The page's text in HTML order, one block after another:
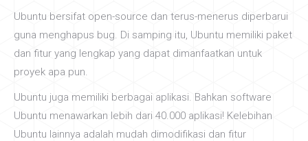
Ubuntu bersifat open-source dan terus-menerus diperbarui
guna menghapus bug. Di samping itu, Ubuntu memiliki paket
dan fitur yang lengkap yang dapat dimanfaatkan untuk
proyek apa pun.
Ubuntu juga memiliki berbagai aplikasi. Bahkan software
Ubuntu menawarkan lebih dari 40.000 aplikasi! Kelebihan
Ubuntu lainnya adalah mudah dimodifikasi dan fitur